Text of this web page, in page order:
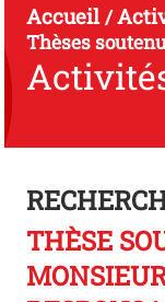
Accueil/
Thèses
THÈSE